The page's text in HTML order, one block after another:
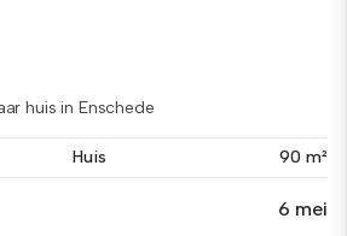
huis in Enschede
Huis 90 m²
6 mei